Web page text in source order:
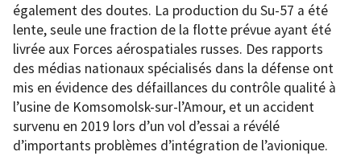
également des doutes. La production du Su-57 a été
lente, seule une fraction de la flotte prévue ayant été
livrée aux Forces aérospatiales russes. Des rapports
des médias nationaux spécialisés dans la défense ont
mis en évidence des défaillances du contrôle qualité à
l’usine de Komsomolsk-sur-l’Amour, et un accident
survenu en 2019 lors d’un vol d’essai a révélé
d’importants problèmes d’intégration de l’avionique.